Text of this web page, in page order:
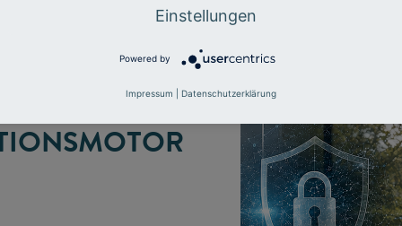
Einstellungen
Powered by
Impressum Datenschutzerklärung